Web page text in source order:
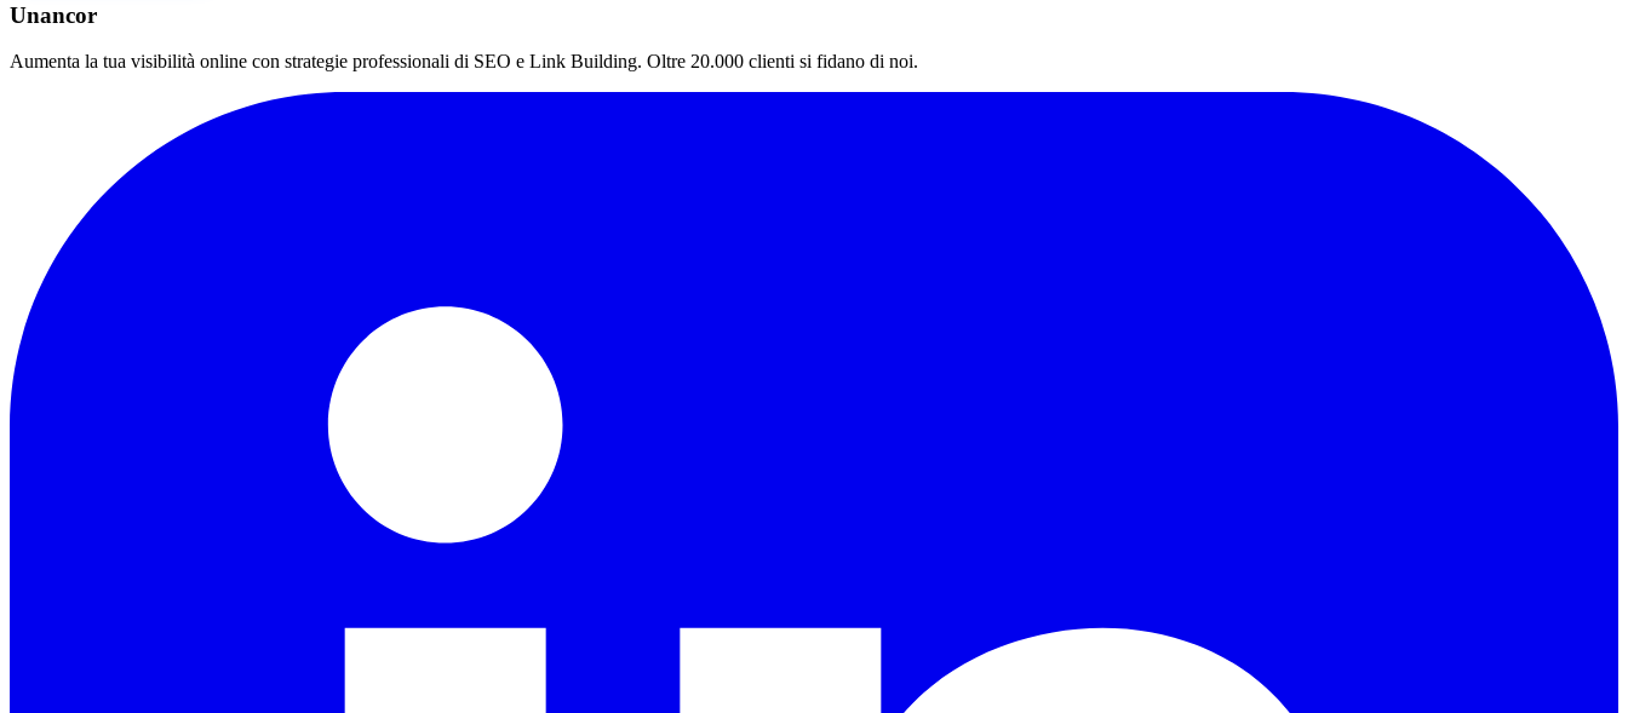
Unancor
Aumenta la tua visibilità online con strategie professionali di SEO e Link Building. Oltre 20.000 clienti si fidano di noi.